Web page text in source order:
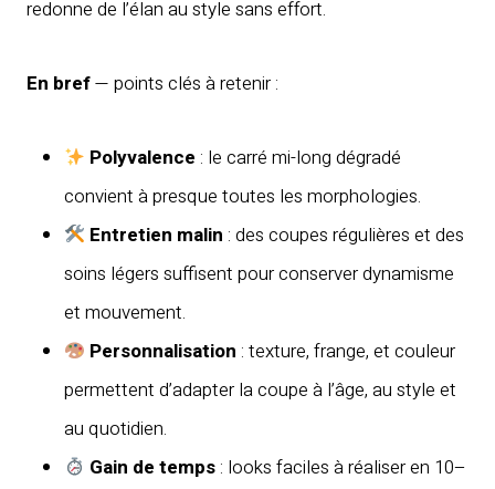
redonne de l’élan au style sans effort.
En bref— points clés à retenir :
Polyvalence : le carré mi-long dégradé
convient à presque toutes les morphologies.
Entretien malin : des coupes régulières et des
soins légers suffisent pour conserver dynamisme
et mouvement.
Personnalisation : texture, frange, et couleur
permettent d’adapter la coupe à l’âge, au style et
au quotidien.
Gain de temps : looks faciles à réaliser en 10–